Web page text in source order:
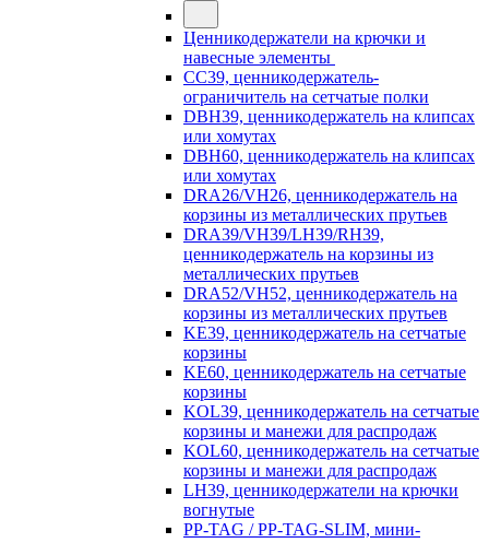
Ценникодержатели на крючки и
навесные элементы
CC39, ценникодержатель-
ограничитель на сетчатые полки
DBH39, ценникодержатель на клипсах
или хомутах
DBH60, ценникодержатель на клипсах
или хомутах
DRA26/VH26, ценникодержатель на
корзины из металлических прутьев
DRA39/VH39/LH39/RH39,
ценникодержатель на корзины из
металлических прутьев
DRA52/VH52, ценникодержатель на
корзины из металлических прутьев
KE39, ценникодержатель на сетчатые
корзины
KE60, ценникодержатель на сетчатые
корзины
KOL39, ценникодержатель на сетчатые
корзины и манежи для распродаж
KOL60, ценникодержатель на сетчатые
корзины и манежи для распродаж
LH39, ценникодержатели на крючки
вогнутые
PP-TAG / PP-TAG-SLIM, мини-